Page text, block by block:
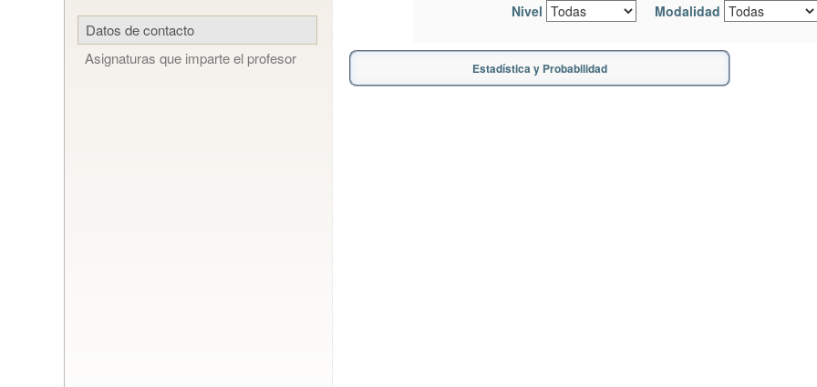
Datos de contacto
Asignaturas que imparte el profesor
Nivel Modalidad
Estadística y Probabilidad